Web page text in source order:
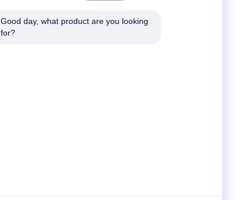
Good day, what product are you looking
for?